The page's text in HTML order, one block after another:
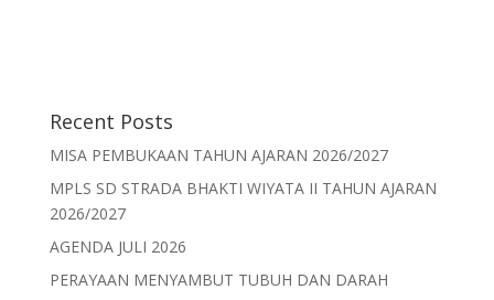
Recent Posts
MISA PEMBUKAAN TAHUN AJARAN 2026/2027
MPLS SD STRADA BHAKTI WIYATA II TAHUN AJARAN
2026/2027
AGENDA JULI 2026
PERAYAAN MENYAMBUT TUBUH DAN DARAH